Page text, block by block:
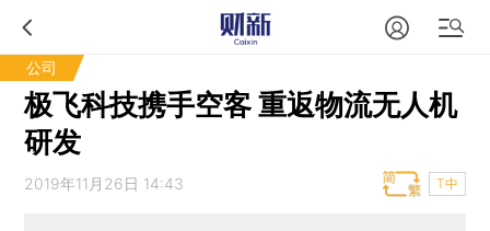
公司
极飞科技携手空客 重返物流无人机
研发
2019年11月26日 14:43 T中